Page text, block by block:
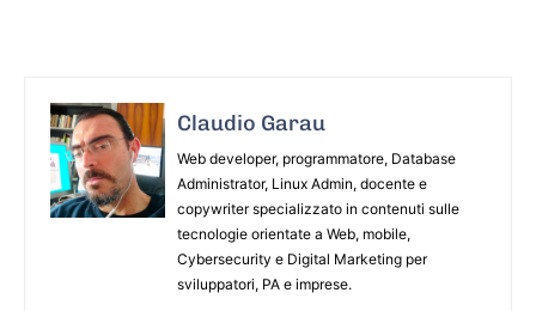
Claudio Garau
Web developer, programmatore, Database
Administrator, Linux Admin, docente e
copywriter specializzato in contenuti sulle
tecnologie orientate a Web, mobile,
Cybersecurity e Digital Marketing per
sviluppatori, PA e imprese.